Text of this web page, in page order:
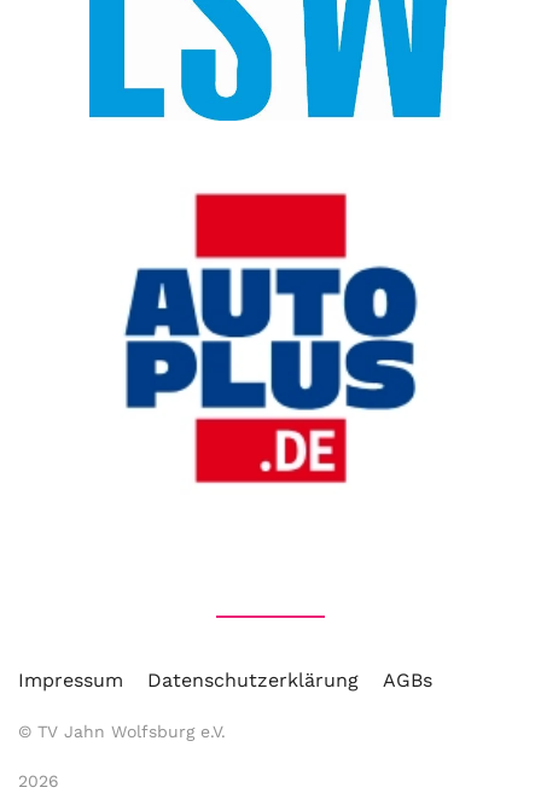
Impressum Datenschutzerklärung AGBs
© TV Jahn Wolfsburg e.V.
2026